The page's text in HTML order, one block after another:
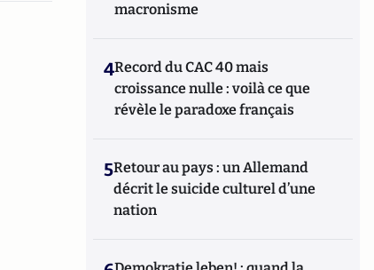
macronisme
4Record du CAC 40 mais
croissance nulle : voilà ce que
révèle le paradoxe français
5Retour au pays : un Allemand
décrit le suicide culturel d’une
nation